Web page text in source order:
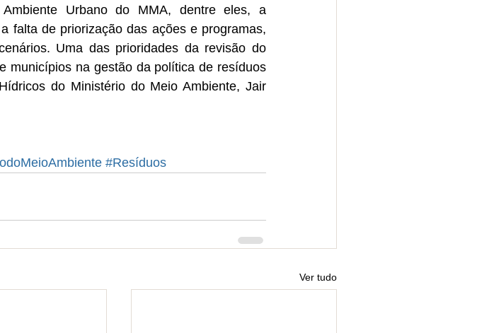
Urbano do MMA, dentre eles, a
falta de priorização das ações e programas,
Uma das prioridades da revisão do
municípios na gestão da política de resíduos
do Ministério do Meio Ambiente, Jair
#Resíduos
Ver tudo